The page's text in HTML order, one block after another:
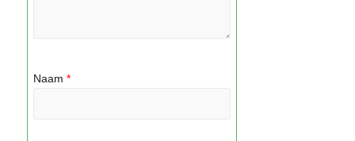
Naam *